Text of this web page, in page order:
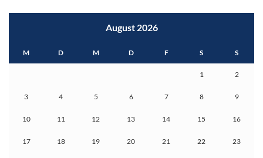
August 2026
M D M D F S S
1 2
3 4 5 6 7 8 9
10 11 12 13 14 15 16
17 18 19 20 21 22 23